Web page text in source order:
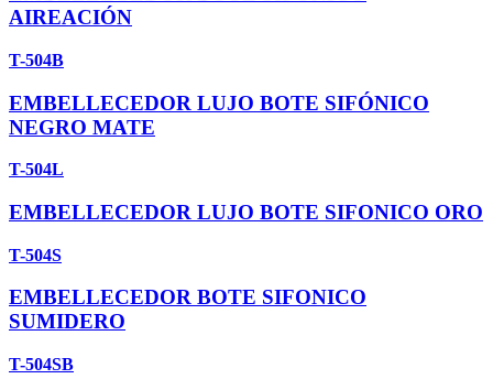
AIREACIÓN
T-504B
EMBELLECEDOR LUJO BOTE SIFÓNICO
NEGRO MATE
T-504L
EMBELLECEDOR LUJO BOTE SIFONICO ORO
T-504S
EMBELLECEDOR BOTE SIFONICO
SUMIDERO
T-504SB